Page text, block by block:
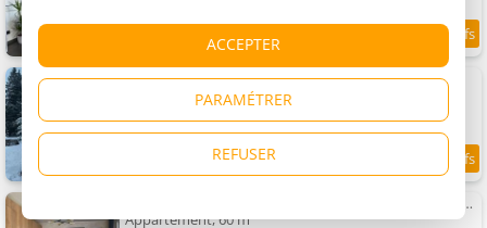
9.2/10
Appartements La maison du Xetté
3 appartements, 50 à 120 m²
1.2 km 9.1/10
la ruche Bel Appartement avec terrasse, magnifique vue , 2 spa
Appartement, 60 m²
ACCEPTER
PARAMÉTRER
REFUSER